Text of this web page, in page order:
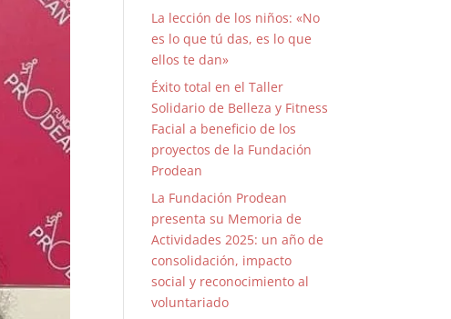
La lección de los niños: «No
es lo que tú das, es lo que
ellos te dan»
Éxito total en el Taller
Solidario de Belleza y Fitness
Facial a beneficio de los
proyectos de la Fundación
Prodean
La Fundación Prodean
presenta su Memoria de
Actividades 2025: un año de
consolidación, impacto
social y reconocimiento al
voluntariado